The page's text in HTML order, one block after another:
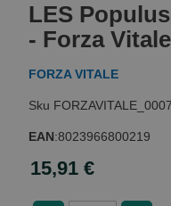
beginning
the
gallery
LES
- Forza Vitale
FORZA VITALE
EAN:8023966800219
15,91 €